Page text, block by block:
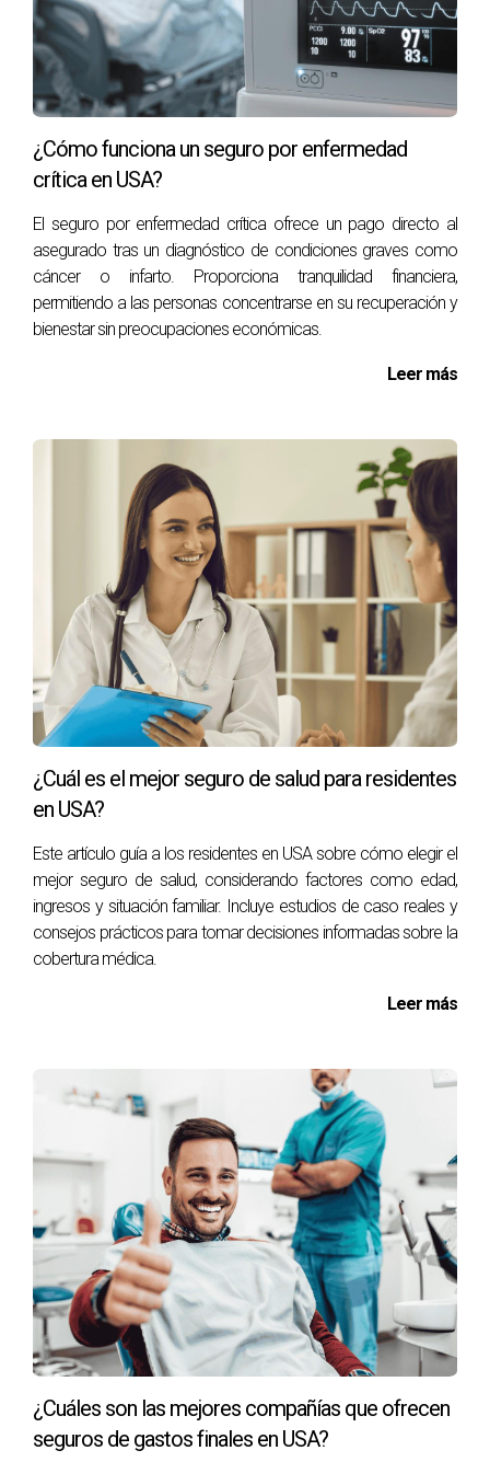
No obstante, es importante considerar que los planes de
Medicare Advantage suelen tener redes más restringidas
de proveedores. Esto significa que podrías necesitar elegir
un médico dentro de esa red para recibir la cobertura
completa.
Comparación entre Medicare Original y
Medicare Advantage
Cuando se trata de decidir entre Medicare Original y
Medicare Advantage, hay varios factores a considerar:
Cobertura
Medicare Original ofrece una cobertura más básica pero
proporcionar beneficios adicionales que pueden ser
atractivos si necesitas servicios específicos.
Los costos pueden variar significativamente entre ambos
planes. Mientras que Medicare Original puede tener costos
más altos en términos de deducibles y coaseguro, los
planes de Medicare Advantage tienden a ofrecer primas
mensuales más bajas, pero pueden tener copagos más
altos por visita.
Con Medicare Original, tienes la libertad de ver cualquier
lado, los planes de Medicare Advantage suelen requerir que
uses médicos dentro de su red para obtener el máximo
beneficio.
Casos de Estudio
Para ilustrar mejor estas diferencias, consideremos tres
Caso 1: Berta, 67 años - Optando por Medicare
Berta es una jubilada activa que viaja frecuentemente por el
país. Ella decidió optar por Medicare Original porque le
gusta tener la flexibilidad de ver médicos en diferentes
estados sin preocuparse por redes limitadas. Aunque sus
costos son un poco más altos, valora la libertad que esto
le brinda.
Caso 2: Alex, 70 años - Eligiendo Medicare
Advantage
Alex vive en una comunidad donde todos los médicos
están dentro del mismo sistema de salud. Optó por un plan
¿Cómo funciona un seguro por enfermedad
crítica en USA?
El seguro por enfermedad crítica ofrece un pago directo al
asegurado tras un diagnóstico de condiciones graves como
cáncer o infarto. Proporciona tranquilidad financiera,
permitiendo a las personas concentrarse en su recuperación y
bienestar sin preocupaciones económicas.
Leer más
¿Cuál es el mejor seguro de salud para residentes
en USA?
Este artículo guía a los residentes en USA sobre cómo elegir el
mejor seguro de salud, considerando factores como edad,
ingresos y situación familiar. Incluye estudios de caso reales y
consejos prácticos para tomar decisiones informadas sobre la
cobertura médica.
Leer más
¿Cuáles son las mejores compañías que ofrecen
seguros de gastos finales en USA?